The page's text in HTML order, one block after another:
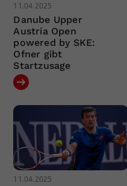
11.04.2025
Danube Upper
Austria Open
powered by SKE:
Ofner gibt
Startzusage
11.04.2025